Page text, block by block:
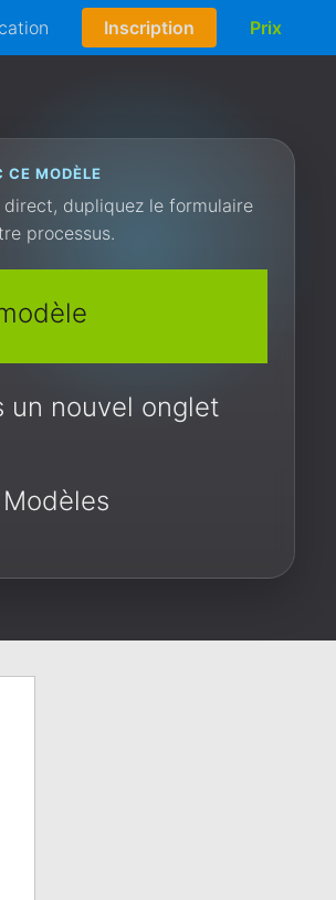
Inscription Prix
CE MODÈLE
direct, dupliquez le formulaire
processus.
un nouvel onglet